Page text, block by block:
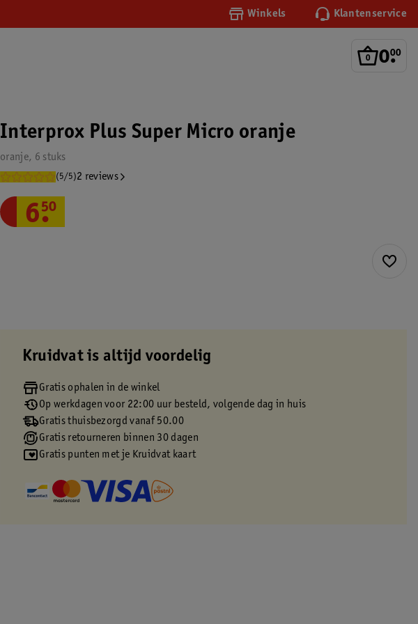
Winkels Klantenservice
0.
00
Interprox Plus Super Micro oranje
oranje, 6 stuks
(5/5)2 reviews
6.
50
Kruidvat is altijd voordelig
Gratis ophalen in de winkel
Op werkdagen voor 22:00 uur besteld, volgende dag in huis
Gratis thuisbezorgd vanaf 50.00
Gratis retourneren binnen 30 dagen
Gratis punten met je Kruidvat kaart